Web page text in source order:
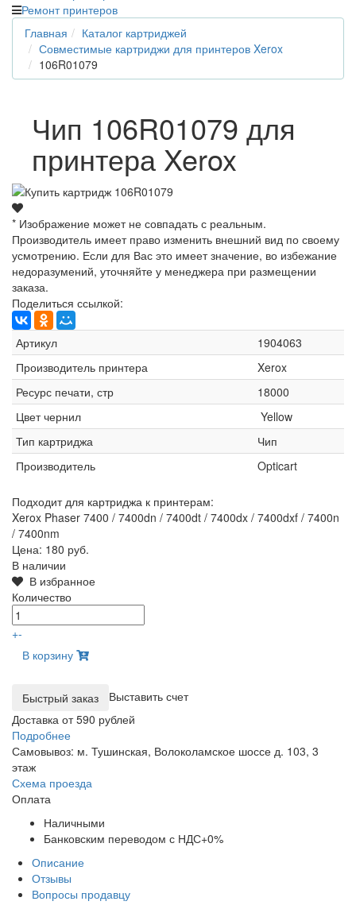
Ремонт принтеров
Главная
Каталог картриджей
Совместимые картриджи для принтеров Xerox
106R01079
Чип 106R01079 для
принтера Xerox
* Изображение может не совпадать с реальным.
Производитель имеет право изменить внешний вид по своему
усмотрению. Если для Вас это имеет значение, во избежание
недоразумений, уточняйте у менеджера при размещении
заказа.
Поделиться ссылкой:
Артикул
1904063
Производитель принтера
Xerox
Ресурс печати, стр
18000
Цвет чернил
Yellow
Тип картриджа
Чип
Производитель
Opticart
Подходит для картриджа к принтерам:
Xerox Phaser 7400 / 7400dn / 7400dt / 7400dx / 7400dxf / 7400n
/ 7400nm
Цена: 180 руб.
В наличии
В избранное
Количество
+-
В корзину
Выставить счет
Доставка от 590 рублей
Подробнее
Самовывоз: м. Тушинская, Волоколамское шоссе д. 103, 3
этаж
Схема проезда
Оплата
Наличными
Банковским переводом с НДС+0%
Описание
Отзывы
Вопросы продавцу